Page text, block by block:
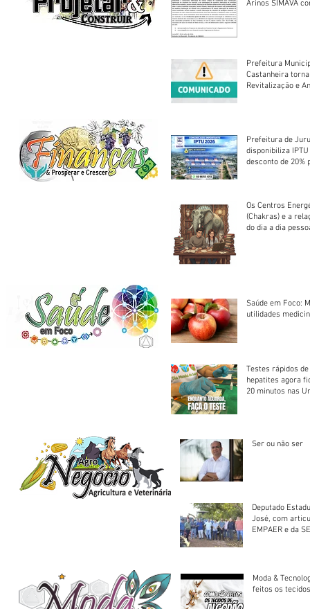
Arinos SIMAVA convoca à
Prefeitura
Castanheira
Revitalização e
Prefeitura de
disponibiliza
desconto de 20%
Os Centros
(Chakras) e a
do dia a dia
Saúde em Foco:
utilidades
Testes rápidos
hepatites agora
20 minutos nas
Ser ou não ser
Deputado
José, com
EMPAER e da
Moda &
feitos os